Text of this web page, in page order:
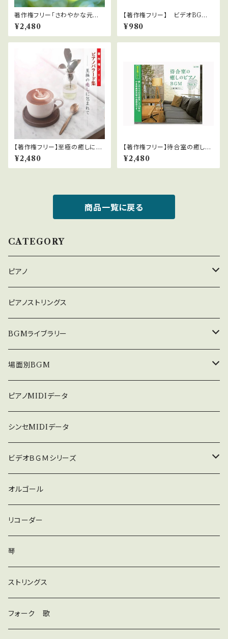
著作権フリー「さわやかな元気
と癒しのピアノ」
¥2,480
【著作権フリー】 ビデオBGM
シリーズ No.3 愉快な明るい
ラテン
¥980
【著作権フリー】至極の癒しに包
まれて
¥2,480
【著作権フリー】待合室の癒しの
ピアノBGMシリーズ No1 ダ
ウンロード版 WAVファイル
¥2,480
商品一覧に戻る
CATEGORY
ピアノ
癒しのピアノ
中北利男 夢シリーズ
５０８曲シリーズ
３６０曲シリーズ
ピアノストリングス
BGMライブラリー
オルゴール
場面別BGM
悲しい
暗い
普通
ピアノMIDIデータ
シンセMIDIデータ
ビデオＢＧＭシリーズ
ロック
ラテン
ダンス
和風
京都
ストリングス
オルゴール
リコーダー
琴
ストリングス
フォーク 歌